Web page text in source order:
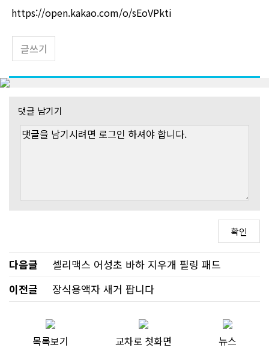
https://open.kakao.com/o/sEoVPkti
글쓰기
댓글 남기기
다음글
셀리맥스 어성초 바하 지우개 필링 패드
이전글
장식용액자 새거 팝니다
목록보기 교차로 첫화면 뉴스